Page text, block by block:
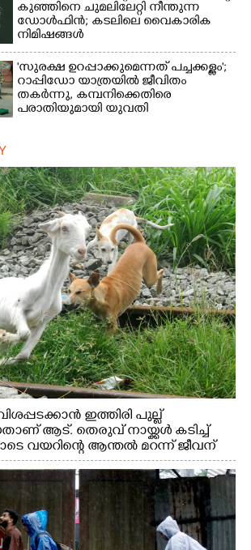
കുഞ്ഞിനെ ചുമലിലേറ്റി നീന്തുന്ന
ഡോൾഫിൻ; കടലിലെ വൈകാരിക
നിമിഷങ്ങൾ
'സുരക്ഷ ഉറപ്പാക്കുമെന്നത് പച്ചക്കള്ളം';
റാപ്പിഡോ യാത്രയിൽ ജീവിതം
തകർന്നു, കമ്പനിക്കെതിരെ
പരാതിയുമായി യുവതി
ഇത്തിരി പുല്ല്
ആട്. തെരുവ് നായ്ക്കൾ കടിച്ച്
വയറിന്റെ ആന്തൽ മറന്ന് ജീവന്
എറണാകുളം വാത്തുരുത്തിയിൽ